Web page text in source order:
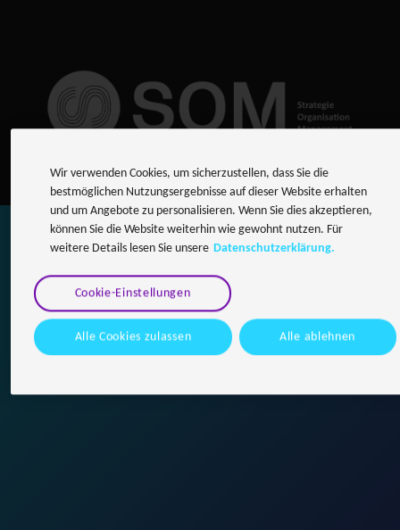
Vorteile
Wir verwenden Cookies, um sicherzustellen, dass Sie die
bestmöglichen Nutzungsergebnisse auf dieser Website erhalten
und um Angebote zu personalisieren. Wenn Sie dies akzeptieren,
können Sie die Website weiterhin wie gewohnt nutzen. Für
weitere Details lesen Sie unsere Datenschutzerklärung.
Cookie-Einstellungen
Alle ablehnen
Alle Cookies zulassen